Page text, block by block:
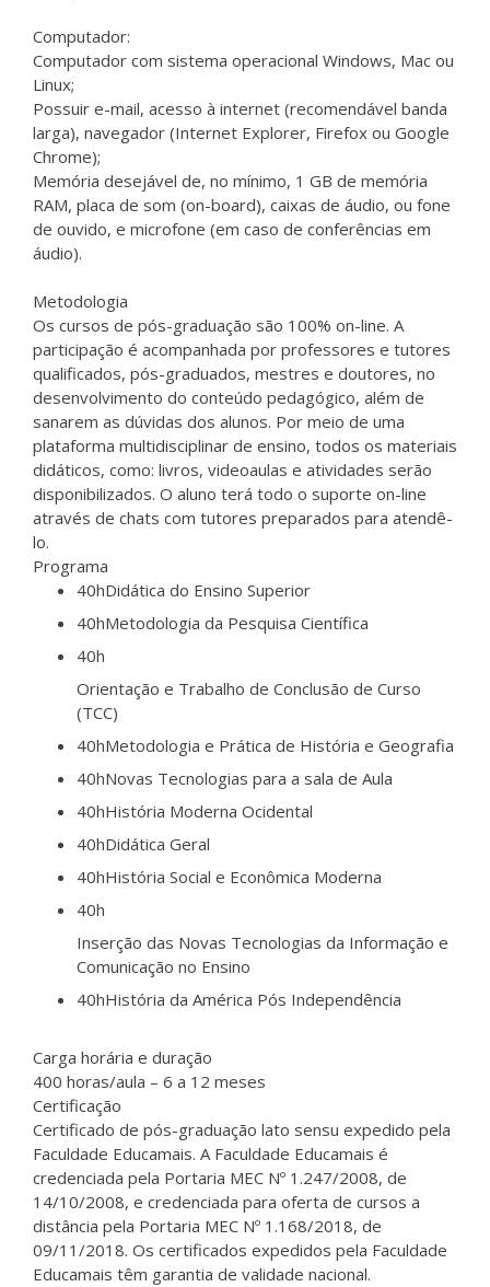
Computador:
Computador com sistema operacional Windows, Mac ou
Linux;
Possuir e-mail, acesso à internet (recomendável banda
larga), navegador (Internet Explorer, Firefox ou Google
Chrome);
Memória desejável de, no mínimo, 1 GB de memória
RAM, placa de som (on-board), caixas de áudio, ou fone
de ouvido, e microfone (em caso de conferências em
áudio).
Metodologia
Os cursos de pós-graduação são 100% on-line. A
participação é acompanhada por professores e tutores
qualificados, pós-graduados, mestres e doutores, no
desenvolvimento do conteúdo pedagógico, além de
sanarem as dúvidas dos alunos. Por meio de uma
plataforma multidisciplinar de ensino, todos os materiais
didáticos, como: livros, videoaulas e atividades serão
disponibilizados. O aluno terá todo o suporte on-line
através de chats com tutores preparados para atendê-
lo.
Programa
40hDidática do Ensino Superior
40hMetodologia da Pesquisa Científica
40h
Orientação e Trabalho de Conclusão de Curso
(TCC)
40hMetodologia e Prática de História e Geografia
40hNovas Tecnologias para a sala de Aula
40hHistória Moderna Ocidental
40hDidática Geral
40hHistória Social e Econômica Moderna
40h
Inserção das Novas Tecnologias da Informação e
Comunicação no Ensino
40hHistória da América Pós Independência
Carga horária e duração
400 horas/aula – 6 a 12 meses
Certificação
Certificado de pós-graduação lato sensu expedido pela
Faculdade Educamais. A Faculdade Educamais é
credenciada pela Portaria MEC Nº 1.247/2008, de
14/10/2008, e credenciada para oferta de cursos a
distância pela Portaria MEC Nº 1.168/2018, de
09/11/2018. Os certificados expedidos pela Faculdade
Educamais têm garantia de validade nacional.